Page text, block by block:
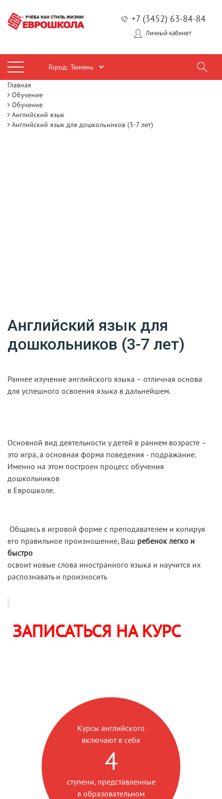
+7 (3452) 63-84-84
Личный кабинет
Город: Тюмень
Главная
Обучение
Обучение
Английский язык
Английский язык для дошкольников (3-7 лет)
Английский язык для
дошкольников (3-7 лет)
Раннее изучение английского языка – отличная основа
для успешного освоения языка в дальнейшем.
Основной вид деятельности у детей в раннем возрасте –
это игра, а основная форма поведения ˗ подражание.
Именно на этом построен процесс обучения
дошкольников
в Еврошколе.
Общаясь в игровой форме с преподавателем и копируя
его правильное произношение, Ваш ребенок легко и
быстро
освоит новые слова иностранного языка и научится их
распознавать и произносить
ЗАПИСАТЬСЯ НА КУРС
Курсы английского
включают в себя
4
ступени, представленные
в образовательном